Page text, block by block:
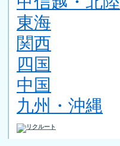
東海
関西
四国
中国
九州・沖縄